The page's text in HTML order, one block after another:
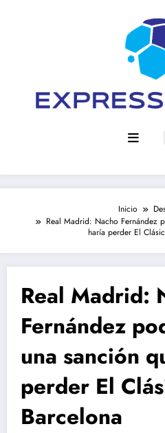
Inicio
Real Madrid: Nacho Fernández
haría perder El
Real Madrid:
Fernández
una sanción
perder El
Barcelona